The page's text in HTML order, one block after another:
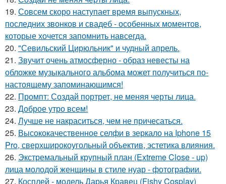
19. Совсем скоро наступает время выпускных,
последних звонков и свадеб - особенных моментов,
которые хочется запомнить навсегда.
20. "Севильский Цирюльник" и чудный апрель.
21. Звучит очень атмосферно - образ невесты на
обложке музыкального альбома может получиться по-
настоящему запоминающимся!
22. Промпт: Создай портрет, не меняя черты лица.
23. Доброе утро всем!
24. Лучше не накраситься, чем не причесаться.
25. Высококачественное селфи в зеркало на Iphone 15
Pro, сверхширокоугольный объектив, эстетика влияния.
26. Экстремальный крупный план (Extreme Close - up)
лица молодой женщины в стиле нуар - фотографии.
27. Косплей - модель Дарья Кравец (Fishy Cosplay)